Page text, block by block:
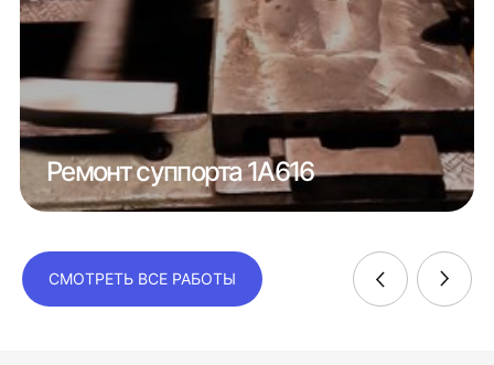
Ремонт суппорта 1А616
СМОТРЕТЬ ВСЕ РАБОТЫ